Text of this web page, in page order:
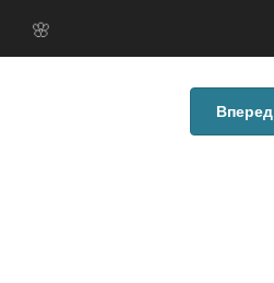
🌸
Вперед